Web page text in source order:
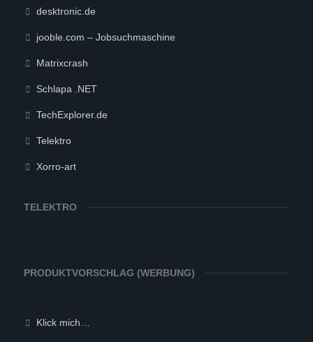
desktronic.de
jooble.com – Jobsuchmaschine
Matrixcrash
Schlapa .NET
TechExplorer.de
Telektro
Xorro-art
TELEKTRO
PRODUKTVORSCHLAG (WERBUNG)
Klick mich…